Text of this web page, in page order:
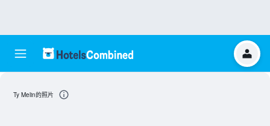
Ty Melin的照片